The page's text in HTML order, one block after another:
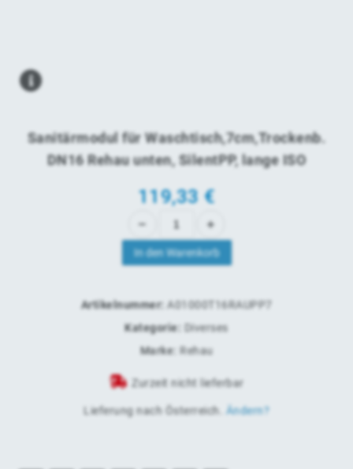
Sanitärmodul für Waschtisch,7cm,Trockenb.
DN16 Rehau unten, SilentPP, lange ISO
119,33€
In den Warenkorb
Artikelnummer: A01000T16RAUPP7
Kategorie:
Diverses
Marke: Rehau
Zurzeit nicht lieferbar
Lieferung nach Österreich Ändern?